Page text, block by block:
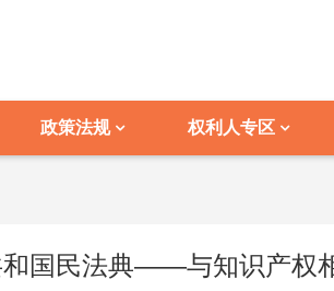
政策法规 权利人专区
和国民法典——与知识产权